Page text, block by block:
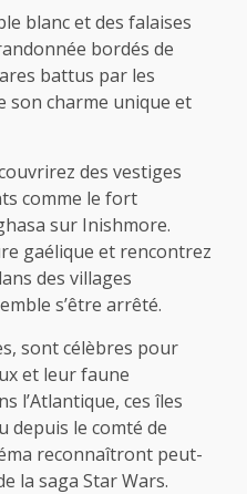
blanc et des falaises
bordés de
battus par les
son charme unique et
des vestiges
comme le fort
sur Inishmore.
gaélique et rencontrez
des villages
s’être arrêté.
sont célèbres pour
et leur faune
l’Atlantique, ces îles
depuis le comté de
reconnaîtront peut-
la saga Star Wars.